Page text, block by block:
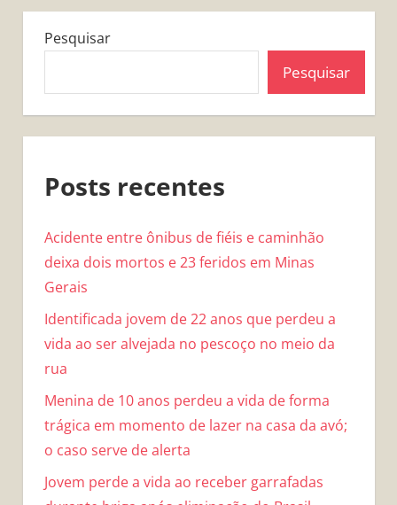
Pesquisar
Pesquisar
Posts recentes
Acidente entre ônibus de fiéis e caminhão
deixa dois mortos e 23 feridos em Minas
Gerais
Identificada jovem de 22 anos que perdeu a
vida ao ser alvejada no pescoço no meio da
rua
Menina de 10 anos perdeu a vida de forma
trágica em momento de lazer na casa da avó;
o caso serve de alerta
Jovem perde a vida ao receber garrafadas